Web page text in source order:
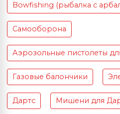
Bowfishing (рыбалка с
Самооборона
Аэрозольные пистолеты
Газовые балончики
Дартс Мишени для